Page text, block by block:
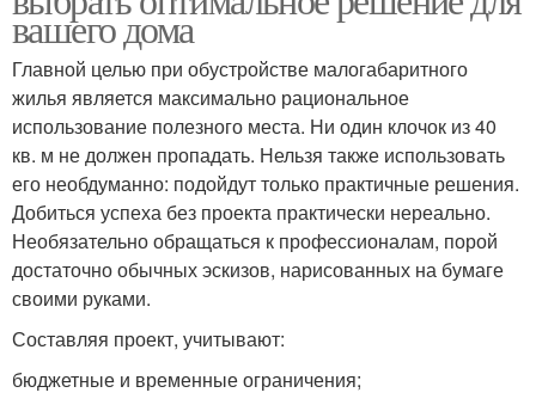
вашего дома
Главной целью при обустройстве малогабаритного
жилья является максимально рациональное
использование полезного места. Ни один клочок из 40
кв. м не должен пропадать. Нельзя также использовать
его необдуманно: подойдут только практичные решения.
Добиться успеха без проекта практически нереально.
Необязательно обращаться к профессионалам, порой
достаточно обычных эскизов, нарисованных на бумаге
своими руками.
Составляя проект, учитывают:
бюджетные и временные ограничения;